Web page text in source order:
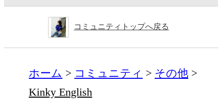
コミュニティトップへ戻る
ホーム コミュニティ
その他
Kinky English